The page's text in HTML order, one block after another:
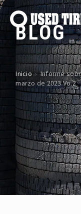
Navegación
BLOG
Inicio › Informe
marzo de 2023 Vo.2